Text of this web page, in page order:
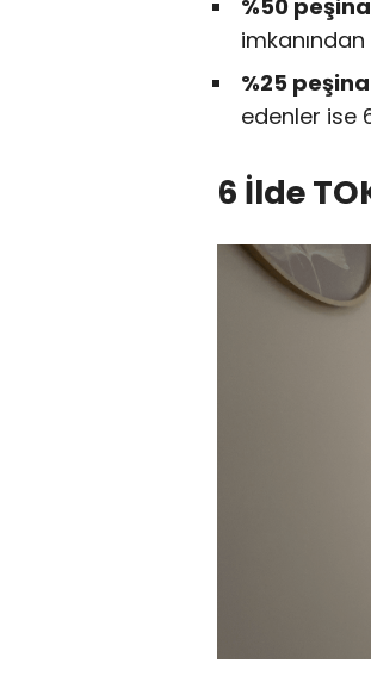
%50
%25
edenler ise
6 İlde